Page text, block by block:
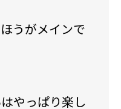
うがメインで
やっぱり楽し